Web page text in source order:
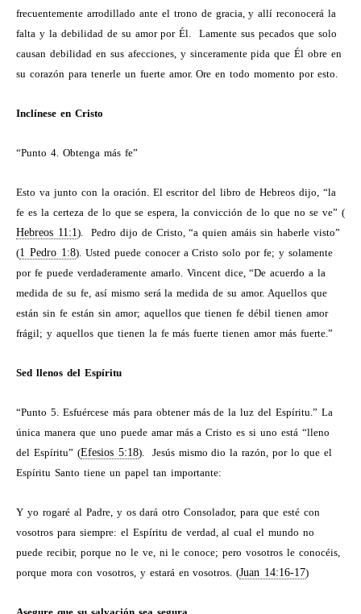
frecuentemente arrodillado ante el trono de gracia, y allí reconocerá la
falta y la debilidad de su amor por Él.
Lamente sus pecados que solo
causan debilidad en sus afecciones, y sinceramente pida que Él obre en
su corazón para tenerle un fuerte amor. Ore en todo momento por esto.
Inclínese en Cristo
“Punto 4. Obtenga más fe”
Esto va junto con la oración. El escritor del libro de Hebreos dijo, “la
fe es la certeza de lo que se espera, la convicción de lo que no se ve” (
Hebreos 11:1).
Pedro dijo de Cristo, “a quien amáis sin haberle visto”
(1 Pedro 1:8). Usted puede conocer a Cristo solo por fe; y solamente
por fe puede verdaderamente amarlo. Vincent dice, “De acuerdo a la
medida de su fe, así mismo será la medida de su amor. Aquellos que
están sin fe están sin amor; aquellos que tienen fe débil tienen amor
frágil; y aquellos que tienen la fe más fuerte tienen amor más fuerte.”
Sed llenos del Espíritu
“Punto 5. Esfuércese más para obtener más de la luz del Espíritu.” La
única manera que uno puede amar más a Cristo es si uno está “lleno
del Espíritu” (Efesios 5:18).
Jesús mismo dio la razón, por lo que el
Espíritu Santo tiene un papel tan importante:
Y yo rogaré al Padre, y os dará otro Consolador, para que esté con
vosotros para siempre: el Espíritu de verdad, al cual el mundo no
puede recibir, porque no le ve, ni le conoce; pero vosotros le conocéis,
porque mora con vosotros, y estará en vosotros. (Juan 14:16-17)